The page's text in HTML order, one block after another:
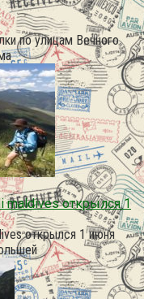
по улицам Вечного
maldives открылся 1
открылся 1 июня